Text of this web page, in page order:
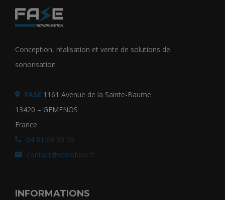
Conception, réalisation et vente de solutions de
sonorisation
FASE 1161 Avenue de la Sainte-Baume
13420 – GEMENOS
France
04 81 68 30 09
contact@sonofase.fr
INFORMATIONS